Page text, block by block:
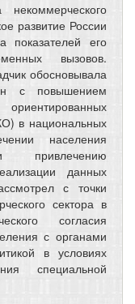
развитие России
показателей его
вызовов.
обосновывала
с повышением
в национальных
населения
привлечению
данных
с точки
сектора в
согласия
с органами
в условиях
специальной